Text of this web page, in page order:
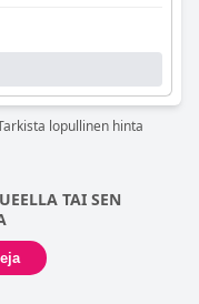
lopullinen hinta
TAI SEN